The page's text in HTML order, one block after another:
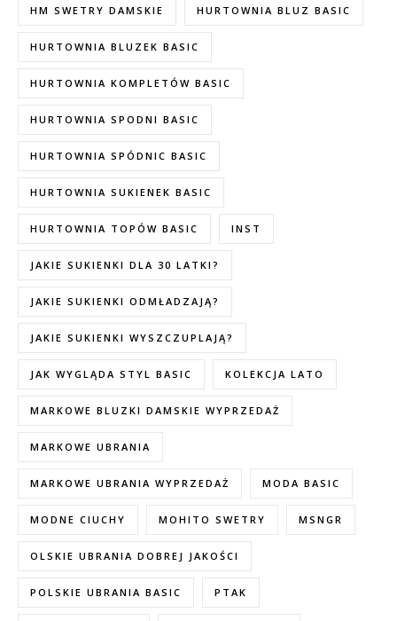
HM SWETRY DAMSKIE HURTOWNIA BLUZ BASIC
HURTOWNIA BLUZEK BASIC
HURTOWNIA KOMPLETÓW BASIC
HURTOWNIA SPODNI BASIC
HURTOWNIA SPÓDNIC BASIC
HURTOWNIA SUKIENEK BASIC
HURTOWNIA TOPÓW BASIC INST
JAKIE SUKIENKI DLA 30 LATKI?
JAKIE SUKIENKI ODMŁADZAJĄ?
JAKIE SUKIENKI WYSZCZUPLAJĄ?
JAK WYGLĄDA STYL BASIC KOLEKCJA LATO
MARKOWE BLUZKI DAMSKIE WYPRZEDAŻ
MARKOWE UBRANIA
MARKOWE UBRANIA WYPRZEDAŻ MODA BASIC
MODNE CIUCHY MOHITO SWETRY MSNGR
OLSKIE UBRANIA DOBREJ JAKOŚCI
POLSKIE UBRANIA BASIC PTAK